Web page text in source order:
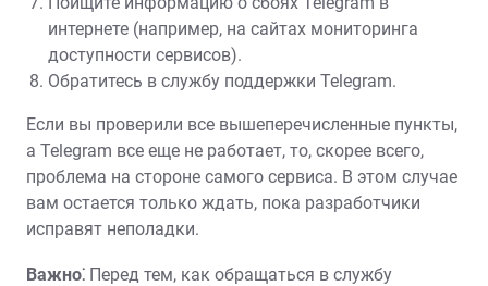
интернете (например, на сайтах мониторинга
доступности сервисов).
Обратитесь в службу поддержки Telegram.
Если вы проверили все вышеперечисленные пункты,
а Telegram все еще не работает, то, скорее всего,
проблема на стороне самого сервиса. В этом случае
вам остается только ждать, пока разработчики
исправят неполадки.
Важно⁚ Перед тем, как обращаться в службу